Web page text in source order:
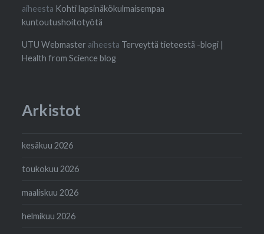
aiheesta Kohti lapsinäkökulmaisempaa
kuntoutushoitotyötä
UTU Webmaster aiheesta Terveyttä tieteestä -blogi |
Health from Science blog
Arkistot
kesäkuu 2026
toukokuu 2026
maaliskuu 2026
helmikuu 2026